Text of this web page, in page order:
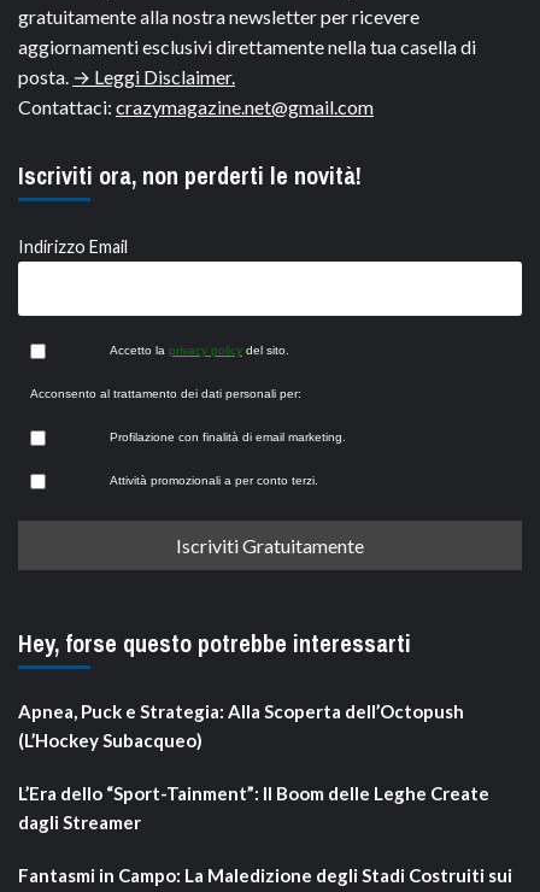
gratuitamente alla nostra newsletter per ricevere
aggiornamenti esclusivi direttamente nella tua casella di
posta. → Leggi Disclaimer.
Contattaci: crazymagazine.net@gmail.com
Iscriviti ora, non perderti le novità!
Indirizzo Email
Accetto la privacy policy del sito.
Acconsento al trattamento dei dati personali per:
Profilazione con finalità di email marketing.
Attività promozionali a per conto terzi.
Hey, forse questo potrebbe interessarti
Apnea, Puck e Strategia: Alla Scoperta dell’Octopush
(L’Hockey Subacqueo)
L’Era dello “Sport-Tainment”: Il Boom delle Leghe Create
dagli Streamer
Fantasmi in Campo: La Maledizione degli Stadi Costruiti sui